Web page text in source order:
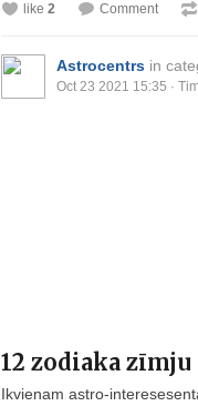
like 2 Comment
Astrocentrs in
Oct 23 2021 15:35 ·
12 zodiaka
Ikvienam astro-